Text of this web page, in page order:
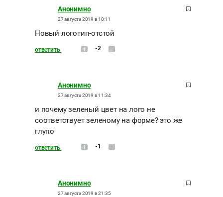
Анонимно
27 августа 2019 в 10:11
Новый логотип-отстой
ответить -2
Анонимно
27 августа 2019 в 11:34
и почему зеленый цвет на лого не
соответствует зеленому на форме? это же
глупо
ответить -1
Анонимно
27 августа 2019 в 21:35